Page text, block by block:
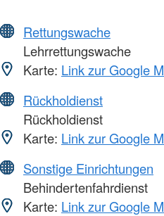
Rettungswache
Lehrrettungswache
Karte: Link zur Google
Rückholdienst
Rückholdienst
Karte: Link zur Google
Sonstige Einrichtungen
Behindertenfahrdienst
Karte: Link zur Google